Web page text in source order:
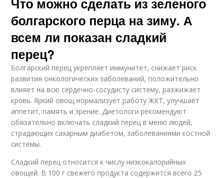
болгарского перца на зиму. А
всем ли показан сладкий
перец?
Болгарский перец укрепляет иммунитет, снижает риск
развития онкологических заболеваний, положительно
влияет на всю сердечно-сосудисту систему, разжижает
кровь. Яркий овощ нормализует работу ЖКТ, улучшает
аппетит, память и зрение. Диетологи рекомендуют
обязательно включать сладкий перец в меню людей,
страдающих сахарным диабетом, заболеваниями костной
системы.
Сладкий перец относится к числу низкокалорийных
овощей. В 100 г свежего продукта содержится всего 25